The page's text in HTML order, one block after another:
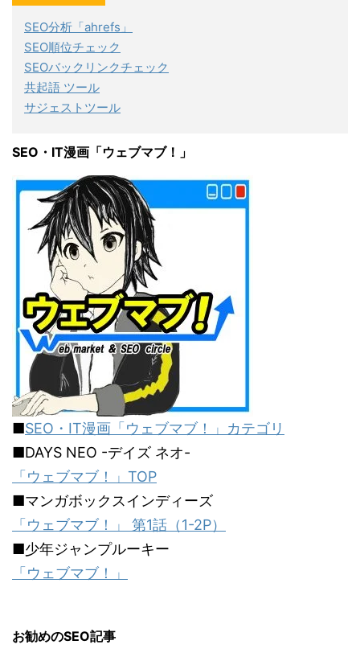
SEO分析「ahrefs」
SEO順位チェック
SEOバックリンクチェック
共起語 ツール
サジェストツール
SEO・IT漫画「ウェブマブ！」
■SEO・IT漫画「ウェブマブ！」カテゴリ
■DAYS NEO -デイズ ネオ-
「ウェブマブ！」TOP
■マンガボックスインディーズ
「ウェブマブ！」 第1話（1-2P）
■少年ジャンプルーキー
「ウェブマブ！」
お勧めのSEO記事